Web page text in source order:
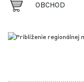
OBCHOD